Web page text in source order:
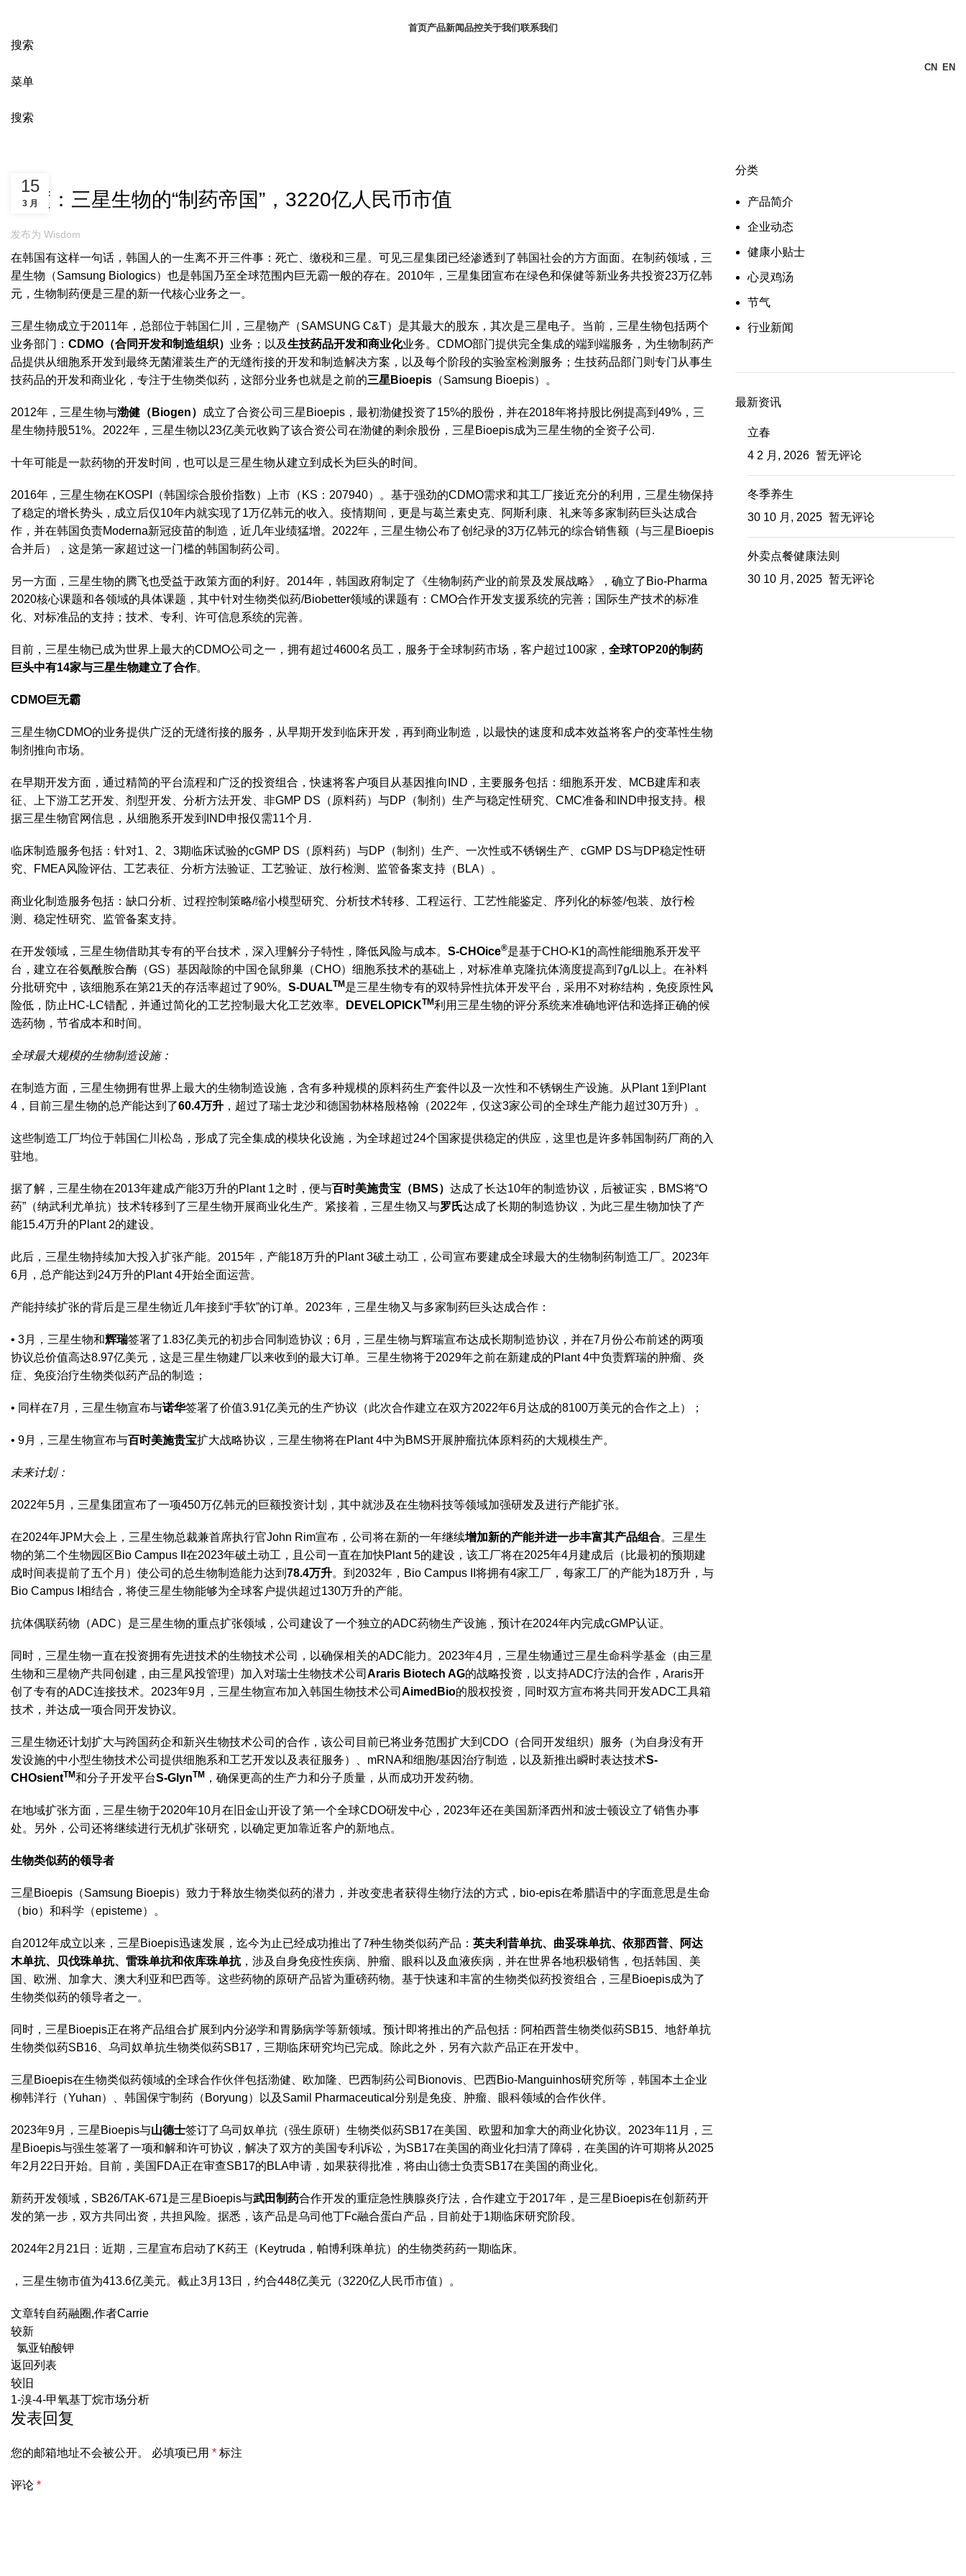
首页产品新闻品控关于我们联系我们
搜索
CN EN
菜单
搜索
深度：三星生物的“制药帝国”，3220亿人民币市值
发布为 Wisdom
15
3 月
在韩国有这样一句话，韩国人的一生离不开三件事：死亡、缴税和三星。可见三星集团已经渗透到了韩国社会的方方面面。在制药领域，三
星生物（Samsung Biologics）也是韩国乃至全球范围内巨无霸一般的存在。2010年，三星集团宣布在绿色和保健等新业务共投资23万亿韩
元，生物制药便是三星的新一代核心业务之一。
三星生物成立于2011年，总部位于韩国仁川，三星物产（SAMSUNG C&T）是其最大的股东，其次是三星电子。当前，三星生物包括两个
业务部门： CDMO（合同开发和制造组织） 业务；以及生技药品开发和商业化业务。CDMO部门提供完全集成的端到端服务，为生物制药产
品提供从细胞系开发到最终无菌灌装生产的无缝衔接的开发和制造解决方案，以及每个阶段的实验室检测服务；生技药品部门则专门从事生
技药品的开发和商业化，专注于生物类似药，这部分业务也就是之前的三星Bioepis （Samsung Bioepis）。
2012年，三星生物与渤健（Biogen）
成立了合资公司三星Bioepis，最初渤健投资了15%的股份，并在2018年将持股比例提高到49%，三
星生物持股51%。2022年，三星生物以23亿美元收购了该合资公司在渤健的剩余股份，三星Bioepis成为三星生物的全资子公司.
十年可能是一款药物的开发时间，也可以是三星生物从建立到成长为巨头的时间。
2016年，三星生物在KOSPI（韩国综合股价指数）上市（KS：207940）。基于强劲的CDMO需求和其工厂接近充分的利用，三星生物保持
了稳定的增长势头，成立后仅10年内就实现了1万亿韩元的收入。疫情期间，更是与葛兰素史克、阿斯利康、礼来等多家制药巨头达成合
作，并在韩国负责Moderna新冠疫苗的制造，近几年业绩猛增。2022年，三星生物公布了创纪录的3万亿韩元的综合销售额（与三星Bioepis
合并后），这是第一家超过这一门槛的韩国制药公司。
另一方面，三星生物的腾飞也受益于政策方面的利好。2014年，韩国政府制定了《生物制药产业的前景及发展战略》，确立了Bio-Pharma
2020核心课题和各领域的具体课题，其中针对生物类似药/Biobetter领域的课题有：CMO合作开发支援系统的完善；国际生产技术的标准
化、对标准品的支持；技术、专利、许可信息系统的完善。
目前，三星生物已成为世界上最大的CDMO公司之一，拥有超过4600名员工，服务于全球制药市场，客户超过100家， 全球TOP20的制药
巨头中有14家与三星生物建立了合作。
CDMO巨无霸
三星生物CDMO的业务提供广泛的无缝衔接的服务，从早期开发到临床开发，再到商业制造，以最快的速度和成本效益将客户的变革性生物
制剂推向市场。
在早期开发方面，通过精简的平台流程和广泛的投资组合，快速将客户项目从基因推向IND，主要服务包括：细胞系开发、MCB建库和表
征、上下游工艺开发、剂型开发、分析方法开发、非GMP DS（原料药）与DP（制剂）生产与稳定性研究、CMC准备和IND申报支持。根
据三星生物官网信息，从细胞系开发到IND申报仅需11个月.
临床制造服务包括：针对1、2、3期临床试验的cGMP DS（原料药）与DP（制剂）生产、一次性或不锈钢生产、cGMP DS与DP稳定性研
究、FMEA风险评估、工艺表征、分析方法验证、工艺验证、放行检测、监管备案支持（BLA）。
商业化制造服务包括：缺口分析、过程控制策略/缩小模型研究、分析技术转移、工程运行、工艺性能鉴定、序列化的标签/包装、放行检
测、稳定性研究、监管备案支持。
在开发领域，三星生物借助其专有的平台技术，深入理解分子特性，降低风险与成本。 S-CHOice®是基于CHO-K1的高性能细胞系开发平
台，建立在谷氨酰胺合酶（GS）基因敲除的中国仓鼠卵巢（CHO）细胞系技术的基础上，对标准单克隆抗体滴度提高到7g/L以上。在补料
分批研究中，该细胞系在第21天的存活率超过了90%。 S-DUALTM是三星生物专有的双特异性抗体开发平台，采用不对称结构，免疫原性风
险低，防止HC-LC错配，并通过简化的工艺控制最大化工艺效率。
DEVELOPICKTM利用三星生物的评分系统来准确地评估和选择正确的候
选药物，节省成本和时间。
全球最大规模的生物制造设施：
在制造方面，三星生物拥有世界上最大的生物制造设施，含有多种规模的原料药生产套件以及一次性和不锈钢生产设施。从Plant 1到Plant
4，目前三星生物的总产能达到了60.4万升 ，超过了瑞士龙沙和德国勃林格殷格翰（2022年，仅这3家公司的全球生产能力超过30万升）。
这些制造工厂均位于韩国仁川松岛，形成了完全集成的模块化设施，为全球超过24个国家提供稳定的供应，这里也是许多韩国制药厂商的入
驻地。
据了解，三星生物在2013年建成产能3万升的Plant 1之时，便与百时美施贵宝（BMS） 达成了长达10年的制造协议，后被证实，BMS将“O
药”（纳武利尤单抗）技术转移到了三星生物开展商业化生产。紧接着，三星生物又与罗氏达成了长期的制造协议，为此三星生物加快了产
能15.4万升的Plant 2的建设。
此后，三星生物持续加大投入扩张产能。2015年，产能18万升的Plant 3破土动工，公司宣布要建成全球最大的生物制药制造工厂。2023年
6月，总产能达到24万升的Plant 4开始全面运营。
产能持续扩张的背后是三星生物近几年接到“手软”的订单。2023年，三星生物又与多家制药巨头达成合作：
• 3月，三星生物和辉瑞签署了1.83亿美元的初步合同制造协议；6月，三星生物与辉瑞宣布达成长期制造协议，并在7月份公布前述的两项
协议总价值高达8.97亿美元，这是三星生物建厂以来收到的最大订单。三星生物将于2029年之前在新建成的Plant 4中负责辉瑞的肿瘤、炎
症、免疫治疗生物类似药产品的制造；
• 同样在7月，三星生物宣布与诺华签署了价值3.91亿美元的生产协议（此次合作建立在双方2022年6月达成的8100万美元的合作之上）；
• 9月，三星生物宣布与百时美施贵宝扩大战略协议，三星生物将在Plant 4中为BMS开展肿瘤抗体原料药的大规模生产。
未来计划：
2022年5月，三星集团宣布了一项450万亿韩元的巨额投资计划，其中就涉及在生物科技等领域加强研发及进行产能扩张。
在2024年JPM大会上，三星生物总裁兼首席执行官John Rim宣布，公司将在新的一年继续增加新的产能并进一步丰富其产品组合。三星生
物的第二个生物园区Bio Campus II在2023年破土动工，且公司一直在加快Plant 5的建设，该工厂将在2025年4月建成后（比最初的预期建
成时间表提前了五个月）使公司的总生物制造能力达到 78.4万升。到2032年，Bio Campus II将拥有4家工厂，每家工厂的产能为18万升，与
Bio Campus I相结合，将使三星生物能够为全球客户提供超过130万升的产能。
抗体偶联药物（ADC）是三星生物的重点扩张领域，公司建设了一个独立的ADC药物生产设施，预计在2024年内完成cGMP认证。
同时，三星生物一直在投资拥有先进技术的生物技术公司，以确保相关的ADC能力。2023年4月，三星生物通过三星生命科学基金（由三星
生物和三星物产共同创建，由三星风投管理）加入对瑞士生物技术公司 Araris Biotech AG的战略投资，以支持ADC疗法的合作，Araris开
创了专有的ADC连接技术。2023年9月，三星生物宣布加入韩国生物技术公司 AimedBio的股权投资，同时双方宣布将共同开发ADC工具箱
技术，并达成一项合同开发协议。
三星生物还计划扩大与跨国药企和新兴生物技术公司的合作，该公司目前已将业务范围扩大到CDO（合同开发组织）服务（为自身没有开
发设施的中小型生物技术公司提供细胞系和工艺开发以及表征服务）、mRNA和细胞/基因治疗制造，以及新推出瞬时表达技术S-
CHOsientTM和分子开发平台S-GlynTM ，确保更高的生产力和分子质量，从而成功开发药物。
在地域扩张方面，三星生物于2020年10月在旧金山开设了第一个全球CDO研发中心，2023年还在美国新泽西州和波士顿设立了销售办事
处。另外，公司还将继续进行无机扩张研究，以确定更加靠近客户的新地点。
生物类似药的领导者
三星Bioepis（Samsung Bioepis）致力于释放生物类似药的潜力，并改变患者获得生物疗法的方式，bio-epis在希腊语中的字面意思是生命
（bio）和科学（episteme）。
自2012年成立以来，三星Bioepis迅速发展，迄今为止已经成功推出了7种生物类似药产品： 英夫利昔单抗、曲妥珠单抗、依那西普、阿达
木单抗、贝伐珠单抗、雷珠单抗和依库珠单抗，涉及自身免疫性疾病、肿瘤、眼科以及血液疾病，并在世界各地积极销售，包括韩国、美
国、欧洲、加拿大、澳大利亚和巴西等。这些药物的原研产品皆为重磅药物。基于快速和丰富的生物类似药投资组合，三星Bioepis成为了
生物类似药的领导者之一。
同时，三星Bioepis正在将产品组合扩展到内分泌学和胃肠病学等新领域。预计即将推出的产品包括：阿柏西普生物类似药SB15、地舒单抗
生物类似药SB16、乌司奴单抗生物类似药SB17，三期临床研究均已完成。除此之外，另有六款产品正在开发中。
三星Bioepis在生物类似药领域的全球合作伙伴包括渤健、 欧加隆 、巴西制药公司Bionovis、巴西Bio-Manguinhos研究所等，韩国本土企业
柳韩洋行（Yuhan）、韩国保宁制药（Boryung）以及Samil Pharmaceutical分别是免疫、肿瘤、眼科领域的合作伙伴。
2023年9月，三星Bioepis与山德士签订了乌司奴单抗（强生原研）生物类似药SB17在美国、欧盟和加拿大的商业化协议。2023年11月，三
星Bioepis与强生签署了一项和解和许可协议，解决了双方的美国专利诉讼，为SB17在美国的商业化扫清了障碍，在美国的许可期将从2025
年2月22日开始。目前，美国FDA正在审查SB17的BLA申请，如果获得批准，将由山德士负责SB17在美国的商业化。
新药开发领域，SB26/TAK-671是三星Bioepis与武田制药合作开发的重症急性胰腺炎疗法，合作建立于2017年，是三星Bioepis在创新药开
发的第一步，双方共同出资，共担风险。据悉，该产品是乌司他丁Fc融合蛋白产品，目前处于1期临床研究阶段。
2024年2月21日：近期，三星宣布启动了K药王（Keytruda，帕博利珠单抗）的生物类药药一期临床。
，三星生物市值为413.6亿美元。截止3月13日，约合448亿美元（3220亿人民币市值）。
文章转自药融圈,作者Carrie
较新
氯亚铂酸钾
返回列表
较旧
1-溴-4-甲氧基丁烷市场分析
发表回复
您的邮箱地址不会被公开。 必填项已用 * 标注
评论 *
分类
产品简介
企业动态
健康小贴士
心灵鸡汤
节气
行业新闻
最新资讯
立春
4 2 月, 2026 暂无评论
冬季养生
30 10 月, 2025 暂无评论
外卖点餐健康法则
30 10 月, 2025 暂无评论